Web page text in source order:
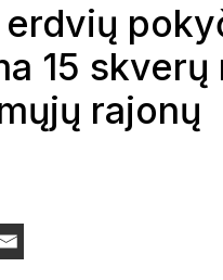
15
rajonų